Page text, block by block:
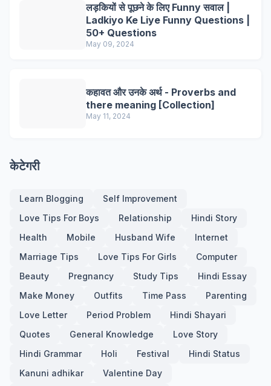
लड़कियों से पूछने के लिए Funny सवाल |
Ladkiyo Ke Liye Funny Questions |
50+ Questions
May 09, 2024
कहावत और उनके अर्थ - Proverbs and
there meaning [Collection]
May 11, 2024
केटेगरी
Learn Blogging
Self Improvement
Love Tips For Boys
Relationship
Hindi Story
Health
Mobile Husband Wife
Internet
Marriage Tips
Love Tips For Girls
Computer
Beauty
Pregnancy Study Tips
Hindi Essay
Make Money
Outfits Time Pass
Parenting
Love Letter
Period Problem
Hindi Shayari
Quotes
General Knowledge
Love Story
Hindi Grammar
Holi Festival
Hindi Status
Kanuni adhikar
Valentine Day